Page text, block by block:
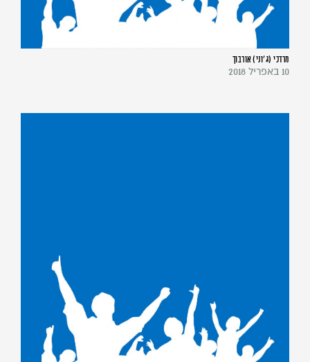
מרדכי (ג'וני) אורבוך
10 באפריל 2018